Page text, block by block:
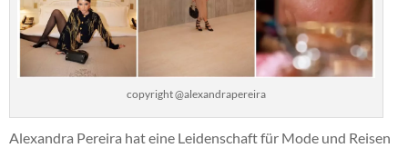
copyright @alexandrapereira
Alexandra Pereira hat eine Leidenschaft für Mode und Reisen